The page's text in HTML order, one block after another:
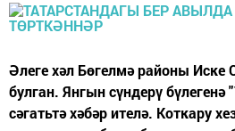
Әлеге хәл Бөгелмә районы
булган. Янгын сүндерү бүлегенә
сәгатьтә хәбәр ителә. Коткару